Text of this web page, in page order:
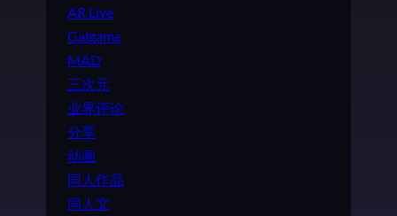
AR Live
Galgame
MAD
三次元
业界评论
分享
动画
同人作品
同人文